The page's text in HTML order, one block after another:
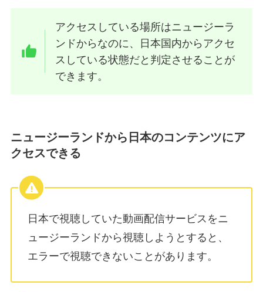
アクセスしている場所はニュージーラ
ンドからなのに、日本国内からアクセ
スしている状態だと判定させることが
できます。
ニュージーランドから日本のコンテンツにア
クセスできる
日本で視聴していた動画配信サービスをニ
ュージーランドから視聴しようとすると、
エラーで視聴できないことがあります。